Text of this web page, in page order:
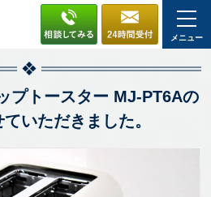
メニュー
プトースター MJ-PT6Aの
いただきました。